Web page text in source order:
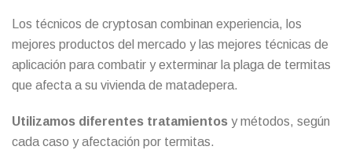
Los técnicos de cryptosan combinan experiencia, los
mejores productos del mercado y las mejores técnicas de
aplicación para combatir y exterminar la plaga de termitas
que afecta a su vivienda de matadepera.
Utilizamos diferentes tratamientos y métodos, según
cada caso y afectación por termitas.